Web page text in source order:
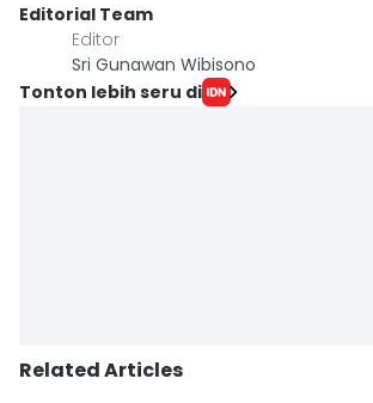
Editorial Team
Editor
Sri Gunawan Wibisono
Tonton lebih seru di
Related Articles